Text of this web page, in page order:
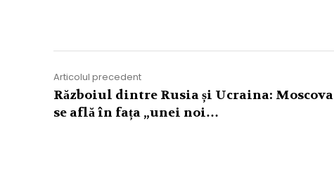
Articolul precedent
Războiul dintre Rusia și Ucraina: Moscova
se află în fața „unei noi…